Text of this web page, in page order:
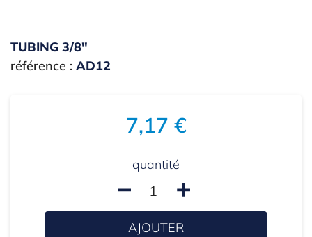
TUBING 3/8"
référence : AD12
7,17 €
quantité
remove add
AJOUTER